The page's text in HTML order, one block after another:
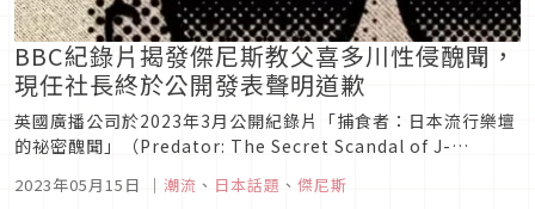
BBC紀錄片揭發傑尼斯教父喜多川性侵醜聞，
現任社長終於公開發表聲明道歉
英國廣播公司於2023年3月公開紀錄片「捕食者：日本流行樂壇
的祕密醜聞」（Predator: The Secret Scandal of J-
醜聞，引發國際關注。面對多名當年受害者的出面指控，現任社
2023年05月15日 ｜ 潮流 、 日本話題 、 傑尼斯